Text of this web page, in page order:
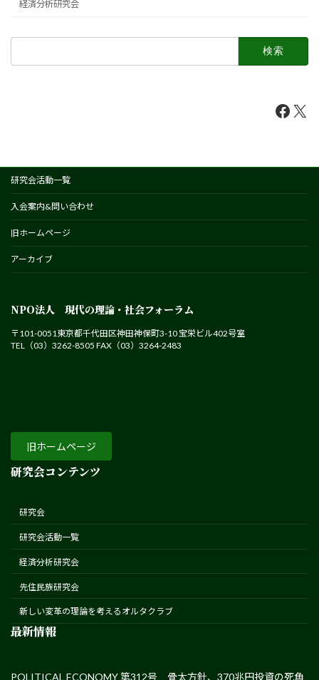
経済分析研究会
X
研究会活動一覧
入会案内&問い合わせ
旧ホームページ
アーカイブ
NPO法人 現代の理論・社会フォーラム
〒101-0051東京都千代田区神田神保町3-10 宝栄ビル402号室
TEL（03）3262-8505 FAX（03）3264-2483
旧ホームページ
研究会コンテンツ
研究会
研究会活動一覧
経済分析研究会
先住民族研究会
新しい変革の理論を考えるオルタクラブ
最新情報
POLITICAL ECONOMY 第312号 骨太方針、370兆円投資の死角